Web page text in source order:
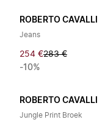
ROBERTO CAVALLI
Jeans
254 €283 €
-10%
ROBERTO CAVALLI
Jungle Print Broek